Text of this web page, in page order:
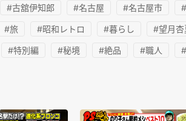
#古舘伊知郎 #名古屋 #名古屋市
#旅 #昭和レトロ #暮らし #望月杏
#特別編 #秘境 #絶品 #職人